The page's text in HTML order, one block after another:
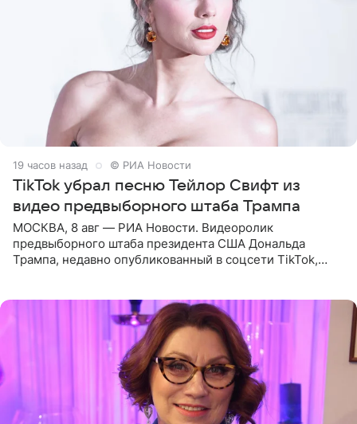
19 часов назад © РИА Новости
TikTok убрал песню Тейлор Свифт из
видео предвыборного штаба Трампа
МОСКВА, 8 авг — РИА Новости. Видеоролик
предвыборного штаба президента США Дональда
Трампа, недавно опубликованный в соцсети TikTok,